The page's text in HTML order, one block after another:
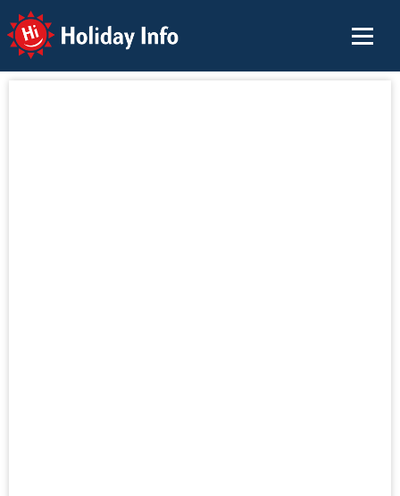
Holiday Info